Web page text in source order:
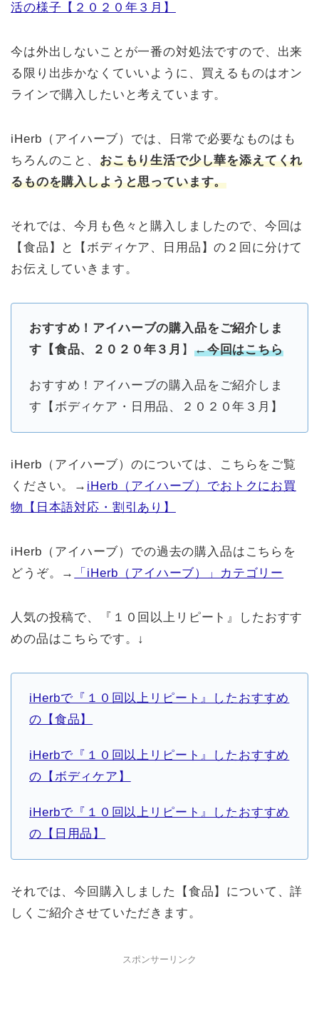
活の様子【２０２０年３月】
今は外出しないことが一番の対処法ですので、出来
る限り出歩かなくていいように、買えるものはオン
ラインで購入したいと考えています。
iHerb（アイハーブ）では、日常で必要なものはも
ちろんのこと、 おこもり生活で少し華を添えてくれ
るものを購入しようと思っています。
それでは、今月も色々と購入しましたので、今回は
【食品】と【ボディケア、日用品】の２回に分けて
お伝えしていきます。
おすすめ！アイハーブの購入品をご紹介しま
す【食品、２０２０年３月 】 ←今回はこちら
おすすめ！アイハーブの購入品をご紹介しま
す【ボディケア・日用品、２０２０年３月】
iHerb（アイハーブ）のについては、こちらをご覧
ください。→ iHerb（アイハーブ）でおトクにお買
物【日本語対応・割引あり】
iHerb（アイハーブ）での過去の購入品はこちらを
どうぞ。→
「iHerb（アイハーブ）」カテゴリー
人気の投稿で、『１０回以上リピート』したおすす
めの品はこちらです。↓
iHerbで『１０回以上リピート』したおすすめ
の【食品】
iHerbで『１０回以上リピート』したおすすめ
の【ボディケア】
iHerbで『１０回以上リピート』したおすすめ
の【日用品】
それでは、今回購入しました【食品】について、詳
しくご紹介させていただきます。
スポンサーリンク